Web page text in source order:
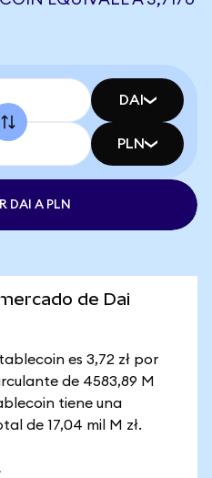
DAI
PLN
DAI A PLN
de Dai
es 3,72 zł por
de 4583,89 M
tiene una
de 17,04 mil M zł.